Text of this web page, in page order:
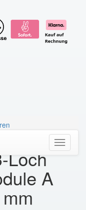
Toggle
Loch
A